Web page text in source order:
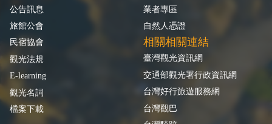
公告訊息
旅館公會
民宿協會
觀光法規
E-learning
觀光名詞
檔案下載
業者專區
自然人憑證
相關相關連結
臺灣觀光資訊網
交通部觀光署行政資訊網
台灣好行旅遊服務網
台灣觀巴